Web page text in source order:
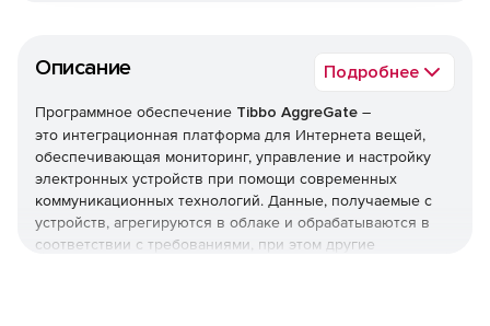
Описание Подробнее
Программное обеспечение Tibbo AggreGate –
это интеграционная платформа для Интернета вещей,
обеспечивающая мониторинг, управление и настройку
электронных устройств при помощи современных
коммуникационных технологий. Данные, получаемые с
устройств, агрегируются в облаке и обрабатываются в
соответствии с требованиями, при этом другие